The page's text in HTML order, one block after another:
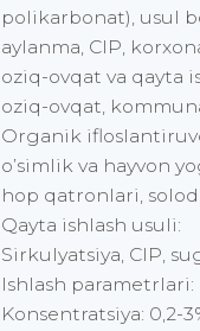
polikarbonat), usul
aylanma, CIP,
oziq-ovqat va qayta
oziq-ovqat,
Organik
o’simlik va hayvon
hop qatronlari,
Qayta ishlash usuli:
Sirkulyatsiya, CIP,
Ishlash parametrlari:
Konsentratsiya: 0,2-